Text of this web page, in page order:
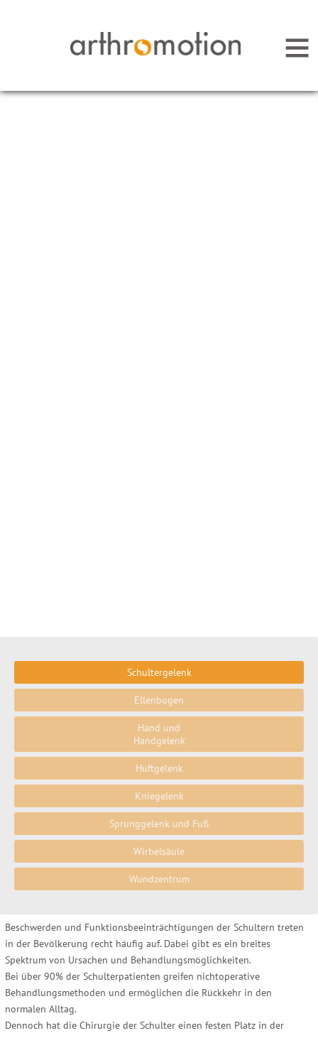
Schultergelenk
Ellenbogen
Hand und
Handgelenk
Hüftgelenk
Kniegelenk
Sprunggelenk und Fuß
Wirbelsäule
Wundzentrum
Beschwerden und Funktionsbeeinträchtigungen der Schultern treten
in der Bevölkerung recht häufig auf. Dabei gibt es ein breites
Spektrum von Ursachen und Behandlungsmöglichkeiten.
Bei über 90% der Schulterpatienten greifen nichtoperative
Behandlungsmethoden und ermöglichen die Rückkehr in den
normalen Alltag.
Dennoch hat die Chirurgie der Schulter einen festen Platz in der